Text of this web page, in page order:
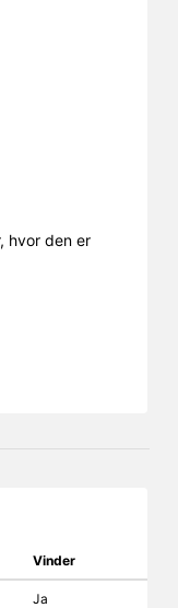
hvor den er
Vinder
Ja